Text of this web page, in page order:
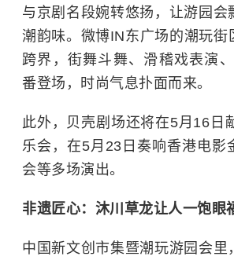
与京剧名段婉转悠扬，让游园会
潮韵味。微博IN东广场的潮玩街
跨界，街舞斗舞、滑稽戏表演
番登场，时尚气息扑面而来。
此外，贝壳剧场还将在5月16日
乐会，在5月23日奏响香港电影
会等多场演出。
非遗匠心：沐川草龙让人一饱眼
中国新文创市集暨潮玩游园会里